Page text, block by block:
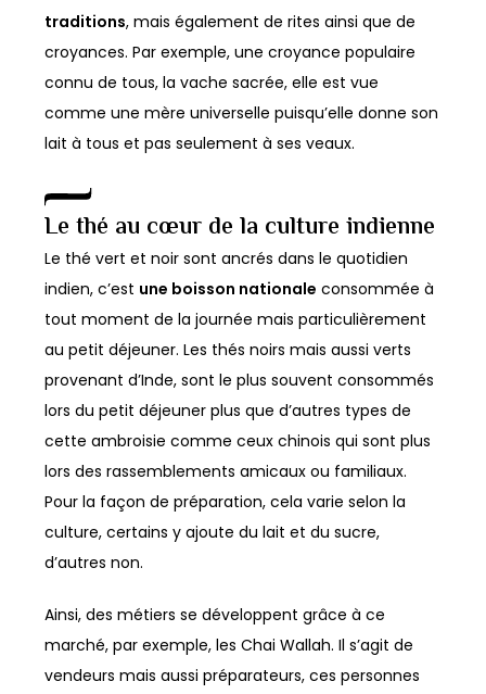
traditions, mais également de rites ainsi que de
croyances. Par exemple, une croyance populaire
connu de tous, la vache sacrée, elle est vue
comme une mère universelle puisqu’elle donne son
lait à tous et pas seulement à ses veaux.
Le thé au cœur de la culture indienne
Le thé vert et noir sont ancrés dans le quotidien
indien, c’est une boisson nationale consommée à
tout moment de la journée mais particulièrement
au petit déjeuner. Les thés noirs mais aussi verts
provenant d’Inde, sont le plus souvent consommés
lors du petit déjeuner plus que d’autres types de
cette ambroisie comme ceux chinois qui sont plus
lors des rassemblements amicaux ou familiaux.
Pour la façon de préparation, cela varie selon la
culture, certains y ajoute du lait et du sucre,
d’autres non.
Ainsi, des métiers se développent grâce à ce
marché, par exemple, les Chai Wallah. Il s’agit de
vendeurs mais aussi préparateurs, ces personnes